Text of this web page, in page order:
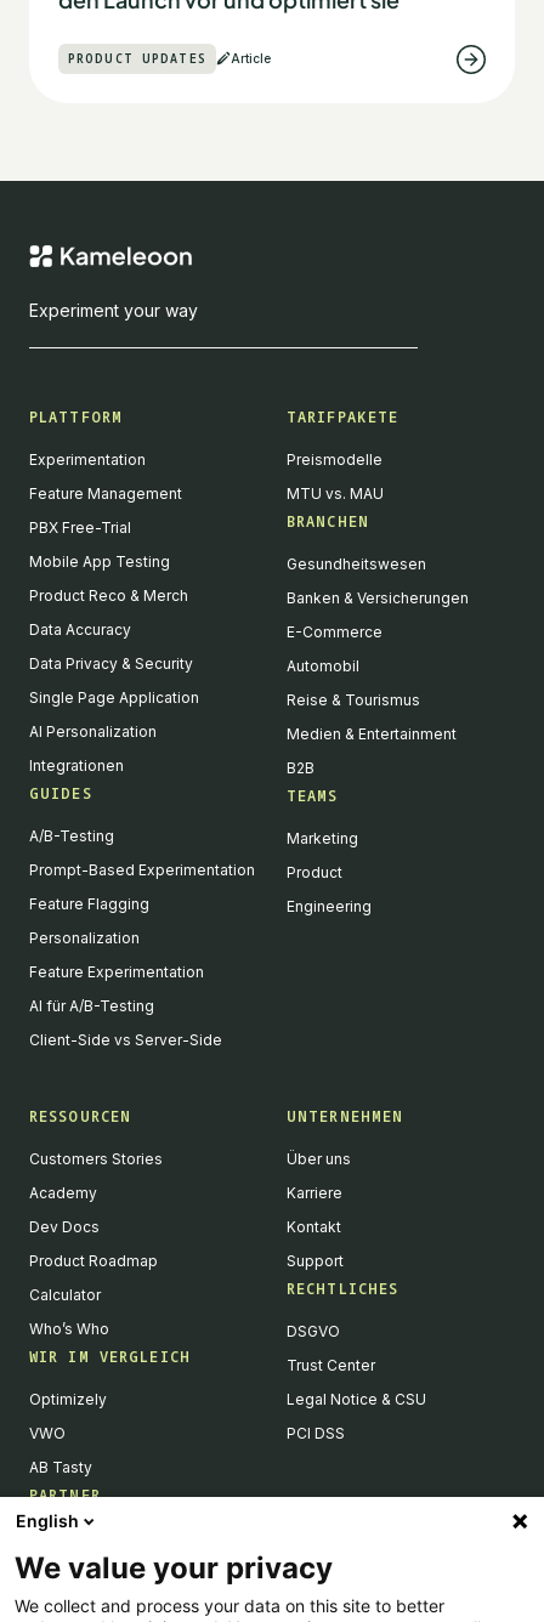
PRODUCT UPDATES Article
Experiment your way
PLATTFORM
Experimentation
Feature Management
PBX Free-Trial
Mobile App Testing
Product Reco & Merch
Data Accuracy
Data Privacy & Security
Single Page Application
AI Personalization
Integrationen
GUIDES
A/B-Testing
Prompt-Based Experimentation
Feature Flagging
Personalization
Feature Experimentation
AI für A/B-Testing
Client-Side vs Server-Side
TARIFPAKETE
Preismodelle
MTU vs. MAU
BRANCHEN
Gesundheitswesen
Banken & Versicherungen
E-Commerce
Automobil
Reise & Tourismus
Medien & Entertainment
B2B
TEAMS
Marketing
Product
Engineering
RESSOURCEN
Customers Stories
Academy
Dev Docs
Product Roadmap
Calculator
Who’s Who
WIR IM VERGLEICH
Optimizely
VWO
AB Tasty
PARTNER
Become a Partner
Integrations Directory
UNTERNEHMEN
Über uns
Karriere
Kontakt
Support
RECHTLICHES
DSGVO
Trust Center
Legal Notice & CSU
PCI DSS
English
We value your privacy
We collect and process your data on this site to better